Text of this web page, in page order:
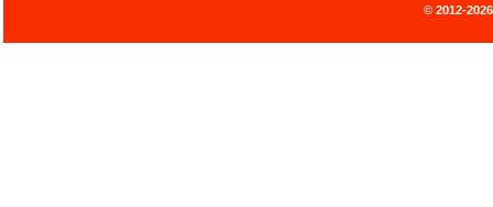
© 2012-